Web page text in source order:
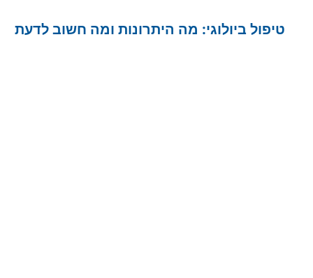
טיפול ביולוגי: מה היתרונות ומה חשוב לדעת